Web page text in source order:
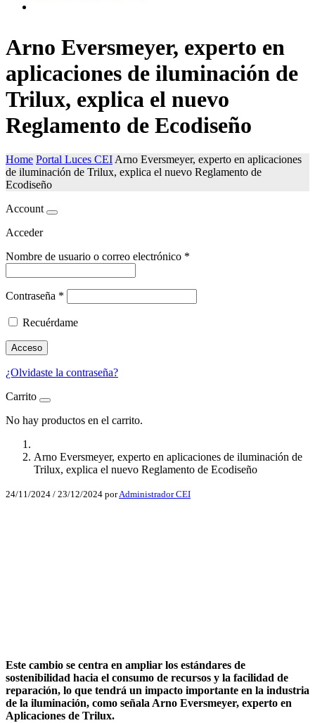
Arno Eversmeyer, experto en
aplicaciones de iluminación de
Trilux, explica el nuevo
Reglamento de Ecodiseño
Home Portal Luces CEIArno Eversmeyer, experto en aplicaciones
de iluminación de Trilux, explica el nuevo Reglamento de
Ecodiseño
Account
Acceder
Nombre de usuario o correo electrónico *
Contraseña *
Recuérdame
Acceso
¿Olvidaste la contraseña?
Carrito
No hay productos en el carrito.
Arno Eversmeyer, experto en aplicaciones de iluminación de
Trilux, explica el nuevo Reglamento de Ecodiseño
24/11/2024 / 23/12/2024 porAdministrador CEI
Este cambio se centra en ampliar los estándares de
sostenibilidad hacia el consumo de recursos y la facilidad de
reparación, lo que tendrá un impacto importante en la industria
de la iluminación, como señala Arno Eversmeyer, experto en
Aplicaciones de Trilux.